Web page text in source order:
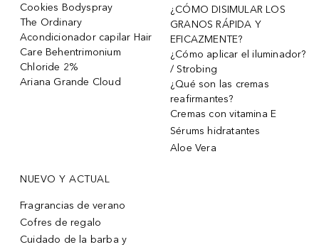
Cookies Bodyspray
The Ordinary
Acondicionador capilar Hair
Care Behentrimonium
Chloride 2%
Ariana Grande Cloud
¿CÓMO DISIMULAR LOS
GRANOS RÁPIDA Y
EFICAZMENTE?
¿Cómo aplicar el iluminador?
/ Strobing
¿Qué son las cremas
reafirmantes?
Cremas con vitamina E
Sérums hidratantes
Aloe Vera
NUEVO Y ACTUAL
Fragrancias de verano
Cofres de regalo
Cuidado de la barba y